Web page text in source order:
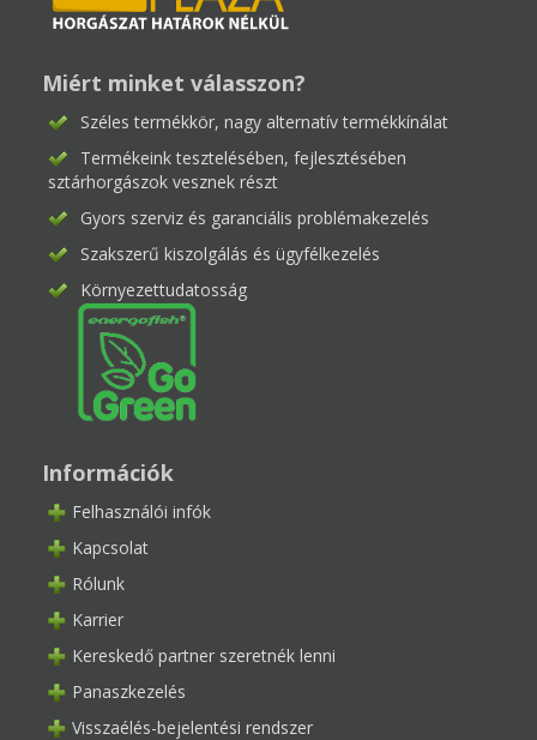
Miért minket válasszon?
Széles termékkör, nagy alternatív termékkínálat
Termékeink tesztelésében, fejlesztésében
sztárhorgászok vesznek részt
Gyors szerviz és garanciális problémakezelés
Szakszerű kiszolgálás és ügyfélkezelés
Környezettudatosság
Információk
Felhasználói infók
Kapcsolat
Rólunk
Karrier
Kereskedő partner szeretnék lenni
Panaszkezelés
Visszaélés-bejelentési rendszer